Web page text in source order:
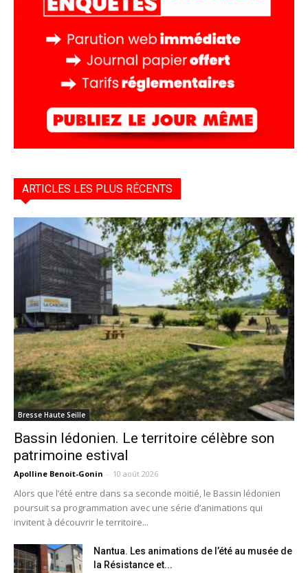
ARTICLES LES PLUS RÉCENTS
Bresse Haute Seille
Bassin lédonien. Le territoire célèbre son
patrimoine estival
Apolline Benoit-Gonin - 10 août 2026
Alors que l’été entre dans sa seconde moitié, le Bassin lédonien
poursuit sa programmation avec une série d’animations qui
invitent à découvrir le territoire...
Nantua. Les animations de l’été au musée de
la Résistance et...